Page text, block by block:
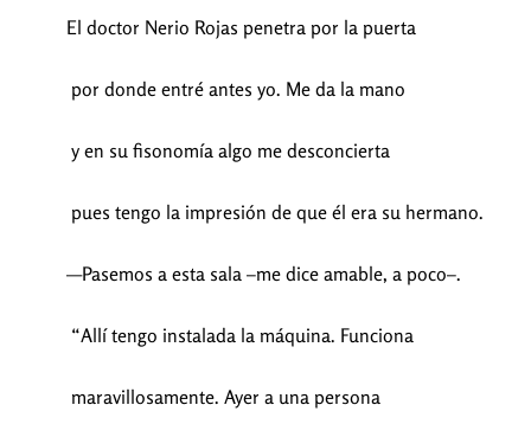
El doctor Nerio Rojas penetra por la puerta
por donde entré antes yo. Me da la mano
y en su fisonomía algo me desconcierta
pues tengo la impresión de que él era su hermano.
—Pasemos a esta sala –me dice amable, a poco–.
“Allí tengo instalada la máquina. Funciona
maravillosamente. Ayer a una persona